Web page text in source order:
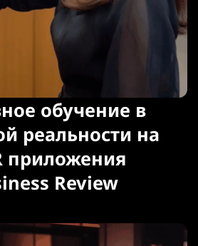
обучение в
реальности на
приложения
Review